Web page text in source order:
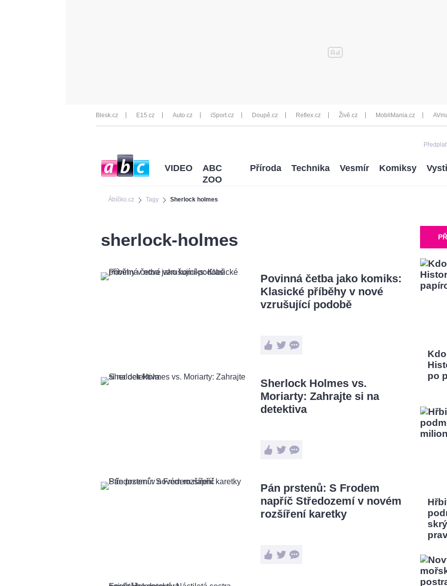
Blesk.cz E15.cz Auto.cz iSport.cz Doupě.cz Reflex.cz Živě.cz MobilMania.cz
Ábíčko.cz Tagy Sherlock holmes
VIDEO
ABC
ZOO
Příroda Technika Vesmír Komiksy
sherlock-holmes
Povinná četba jako komiks:
Klasické příběhy v nové
vzrušující podobě
Sherlock Holmes vs.
Moriarty: Zahrajte si na
detektiva
Pán prstenů: S Frodem
napříč Středozemí v novém
rozšíření karetky
po